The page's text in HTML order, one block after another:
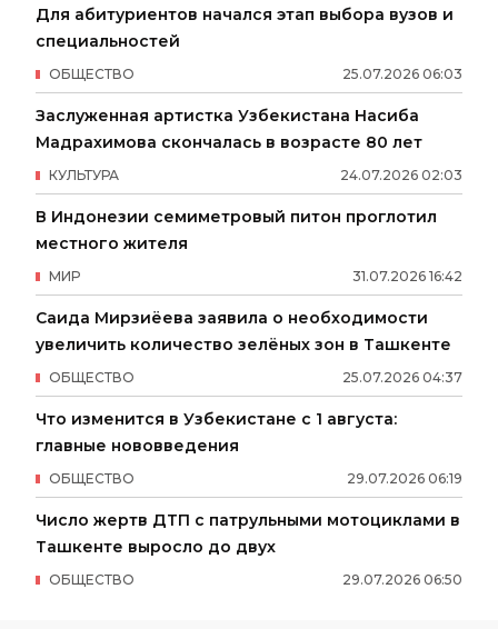
Для абитуриентов начался этап выбора вузов и
специальностей
25.07.2026 06:03
ОБЩЕСТВО
Заслуженная артистка Узбекистана Насиба
Мадрахимова скончалась в возрасте 80 лет
24.07.2026 02:03
КУЛЬТУРА
В Индонезии семиметровый питон проглотил
местного жителя
31.07.2026 16:42
МИР
Саида Мирзиёева заявила о необходимости
увеличить количество зелёных зон в Ташкенте
25.07.2026 04:37
ОБЩЕСТВО
Что изменится в Узбекистане с 1 августа:
главные нововведения
29.07.2026 06:19
ОБЩЕСТВО
Число жертв ДТП с патрульными мотоциклами в
Ташкенте выросло до двух
29.07.2026 06:50
ОБЩЕСТВО